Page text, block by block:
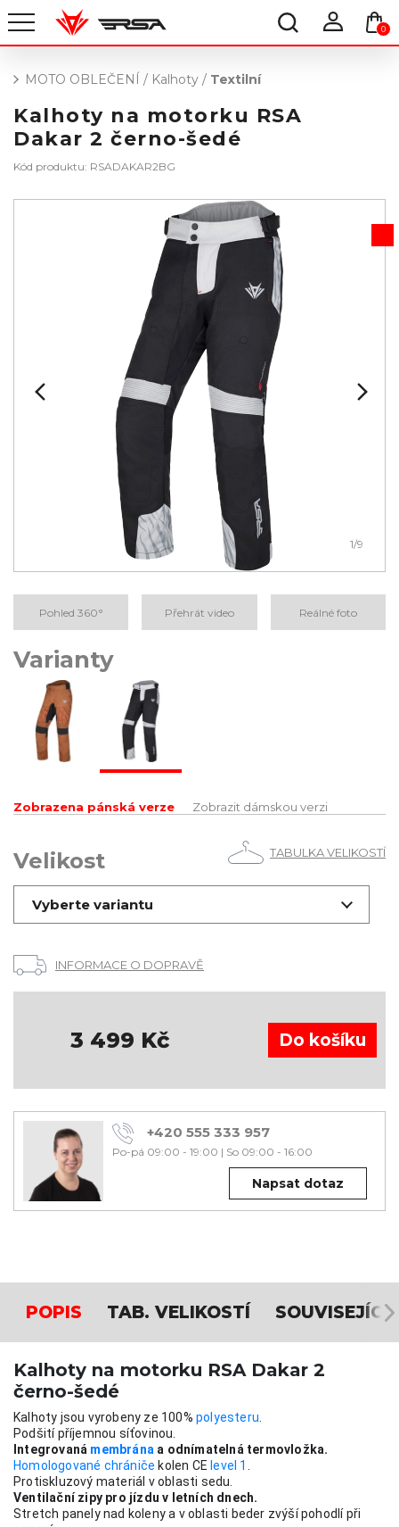
0
MOTO OBLEČENÍ / Kalhoty / Textilní
Kalhoty na motorku RSA
Dakar 2 černo-šedé
Kód produktu: RSADAKAR2BG
1/9
Pohled 360° Přehrát video Reálné foto
Varianty
Zobrazena pánská verze Zobrazit dámskou verzi
Velikost TABULKA VELIKOSTÍ
Vyberte variantu
INFORMACE O DOPRAVĚ
3 499 Kč
+420 555 333 957
Po-pá 09:00 - 19:00 | So 09:00 - 16:00
Napsat dotaz
POPIS TAB. VELIKOSTÍ SOUVISEJÍCÍ
Kalhoty na motorku RSA Dakar 2
černo-šedé
Kalhoty jsou vyrobeny ze 100% polyesteru
Podšití příjemnou síťovinou.
Integrovaná membrána a odnímatelná termovložka.
Homologované chrániče kolen CE level 1
Protiskluzový materiál v oblasti sedu.
Ventilační zipy pro jízdu v letních dnech.
Stretch panely nad koleny a v oblasti beder zvýší pohodlí při